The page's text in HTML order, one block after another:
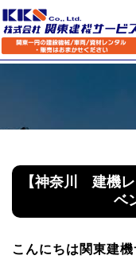
【神奈川 建機
ベ
こんにちは関東建